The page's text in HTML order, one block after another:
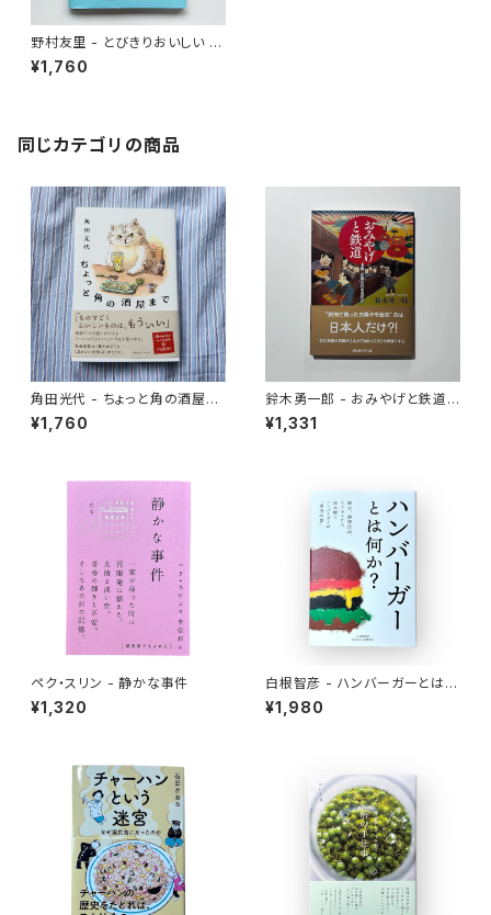
野村友里 - とびきりおいしい お
うちおやつ
¥1,760
同じカテゴリの商品
角田光代 - ちょっと角の酒屋ま
で
¥1,760
鈴木勇一郎 - おみやげと鉄道
「名物」が語る日本近代史
¥1,331
ペク・スリン - 静かな事件
¥1,320
白根智彦 - ハンバーガーとは何
か？
¥1,980